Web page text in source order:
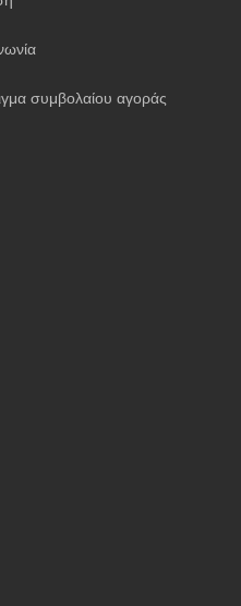
συμβολαίου αγοράς